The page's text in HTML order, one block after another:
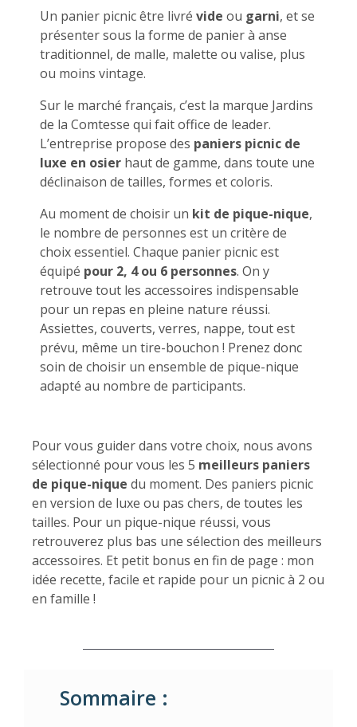
Un panier picnic être livré vide ou garni, et se
présenter sous la forme de panier à anse
traditionnel, de malle, malette ou valise, plus
ou moins vintage.
Sur le marché français, c’est la marque Jardins
de la Comtesse qui fait office de leader.
L’entreprise propose des paniers picnic de
luxe en osier haut de gamme, dans toute une
déclinaison de tailles, formes et coloris.
Au moment de choisir un kit de pique-nique,
le nombre de personnes est un critère de
choix essentiel. Chaque panier picnic est
équipé pour 2, 4 ou 6 personnes. On y
retrouve tout les accessoires indispensable
pour un repas en pleine nature réussi.
Assiettes, couverts, verres, nappe, tout est
prévu, même un tire-bouchon ! Prenez donc
soin de choisir un ensemble de pique-nique
adapté au nombre de participants.
Pour vous guider dans votre choix, nous avons
sélectionné pour vous les 5 meilleurs paniers
de pique-nique du moment. Des paniers picnic
en version de luxe ou pas chers, de toutes les
tailles. Pour un pique-nique réussi, vous
retrouverez plus bas une sélection des meilleurs
accessoires. Et petit bonus en fin de page : mon
idée recette, facile et rapide pour un picnic à 2 ou
en famille !
Sommaire :